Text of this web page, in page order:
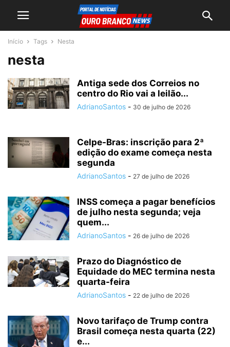
Início Tags Nesta
nesta
Antiga sede dos Correios no
centro do Rio vai a leilão...
AdrianoSantos - 30 de julho de 2026
Celpe-Bras: inscrição para 2ª
edição do exame começa nesta
segunda
AdrianoSantos - 27 de julho de 2026
INSS começa a pagar benefícios
de julho nesta segunda; veja
quem...
AdrianoSantos - 26 de julho de 2026
Prazo do Diagnóstico de
Equidade do MEC termina nesta
quarta-feira
AdrianoSantos - 22 de julho de 2026
Novo tarifaço de Trump contra
Brasil começa nesta quarta (22)
e...